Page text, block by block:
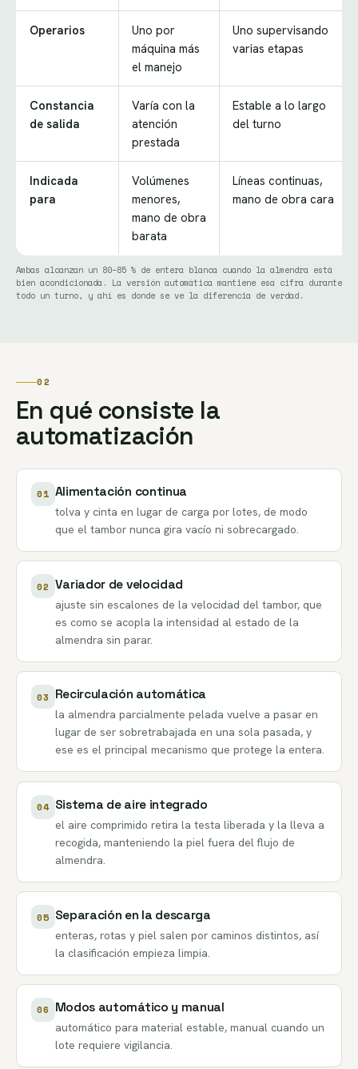
Operarios
Uno por
máquina más
el manejo
Uno supervisando
varias etapas
Constancia
de salida
Varía con la
atención
prestada
Estable a lo largo
del turno
Indicada
para
Volúmenes
menores,
mano de obra
barata
Líneas continuas,
mano de obra cara
Ambas alcanzan un 80–85 % de entera blanca cuando la almendra está
bien acondicionada. La versión automática mantiene esa cifra durante
todo un turno, y ahí es donde se ve la diferencia de verdad.
02
En qué consiste la
automatización
01 Alimentación continua
tolva y cinta en lugar de carga por lotes, de modo
que el tambor nunca gira vacío ni sobrecargado.
02 Variador de velocidad
ajuste sin escalones de la velocidad del tambor, que
es como se acopla la intensidad al estado de la
almendra sin parar.
03 Recirculación automática
la almendra parcialmente pelada vuelve a pasar en
lugar de ser sobretrabajada en una sola pasada, y
ese es el principal mecanismo que protege la entera.
04 Sistema de aire integrado
el aire comprimido retira la testa liberada y la lleva a
recogida, manteniendo la piel fuera del flujo de
almendra.
05 Separación en la descarga
enteras, rotas y piel salen por caminos distintos, así
la clasificación empieza limpia.
06 Modos automático y manual
automático para material estable, manual cuando un
lote requiere vigilancia.